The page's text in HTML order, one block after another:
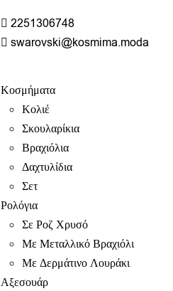
2251306748
swarovski@kosmima.moda
Κοσμήματα
Κολιέ
Σκουλαρίκια
Βραχιόλια
Δαχτυλίδια
Σετ
Ρολόγια
Σε Ροζ Χρυσό
Με Μεταλλικό Βραχιόλι
Με Δερμάτινο Λουράκι
Αξεσουάρ